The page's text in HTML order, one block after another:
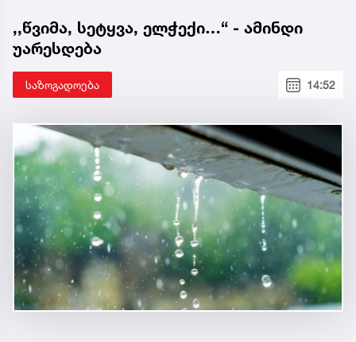
,,წვიმა, სეტყვა, ელჭექი…“ - ამინდი
უარესდება
საზოგადოება 14:52